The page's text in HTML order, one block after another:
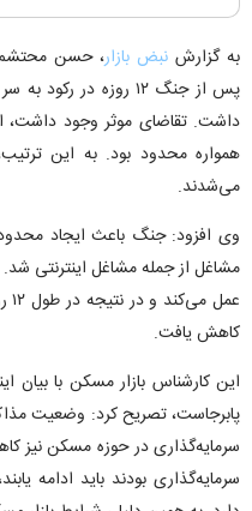
به گزارش نبض بازار، حسن محتشم
پس از جنگ ۱۲ روزه در
داشت. تقاضای موثر وجود داشت،
همواره محدود بود. به این
می‌شدند.
وی افزود: جنگ باعث ایجاد
مشاغل از جمله مشاغل اینترنتی شد.
کاهش یافت.
این کارشناس بازار مسکن با
پابرجاست، تصریح کرد: وضعیت
سرمایه‌گذاری در حوزه مسکن نیز
سرمایه‌گذاری بودند باید ادامه